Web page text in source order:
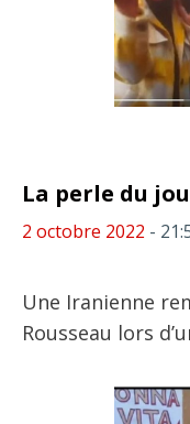
La perle du
2 octobre 2022 -
Une Iranienne
Rousseau lors